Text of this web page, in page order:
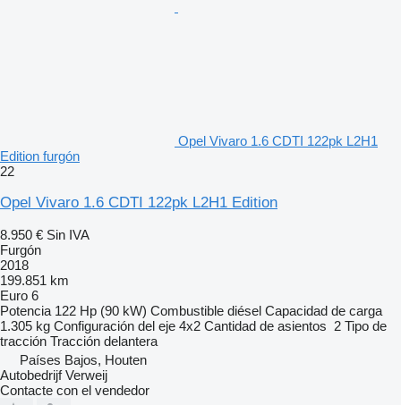
Opel Vivaro 1.6 CDTI 122pk L2H1
Edition furgón
22
Opel Vivaro 1.6 CDTI 122pk L2H1 Edition
8.950 € Sin IVA
Furgón
2018
199.851 km
Euro 6
Potencia 122 Hp (90 kW) Combustible diésel Capacidad de carga
1.305 kg Configuración del eje 4x2 Cantidad de asientos 2 Tipo de
tracción Tracción delantera
Países Bajos, Houten
Autobedrijf Verweij
Contacte con el vendedor